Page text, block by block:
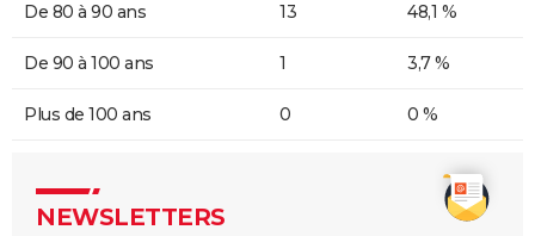
De 80 à 90 ans 13 48,1 %
De 90 à 100 ans 1 3,7 %
Plus de 100 ans 0 0 %
NEWSLETTERS